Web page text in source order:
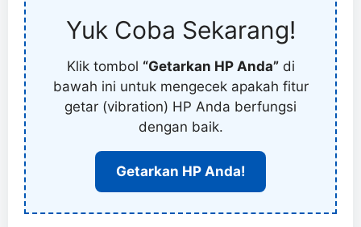
Yuk Coba Sekarang!
Klik tombol “Getarkan HP Anda”di
bawah ini untuk mengecek apakah fitur
getar (vibration) HP Anda berfungsi
dengan baik.
Getarkan HP Anda!